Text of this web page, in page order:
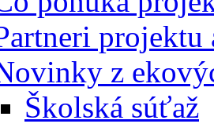
projektu
z
Školská súťaž